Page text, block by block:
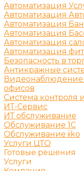
Автоматизация
Автоматизация
Автоматизация
Автоматизация
Автоматизация
Автоматизация
Безопасность в
Антикражные
Видеонаблюдение
офисов
Система контроля
ИТ-Сервис
ИТ обслуживание
Обслуживание 1С
Обслуживание iiko
Услуги ЦТО
Готовые решения
Услуги